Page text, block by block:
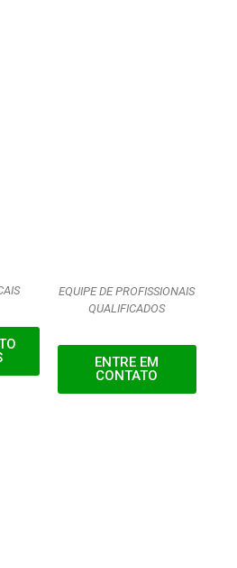
EQUIPE DE PROFISSIONAIS
QUALIFICADOS
ENTRE EM
CONTATO